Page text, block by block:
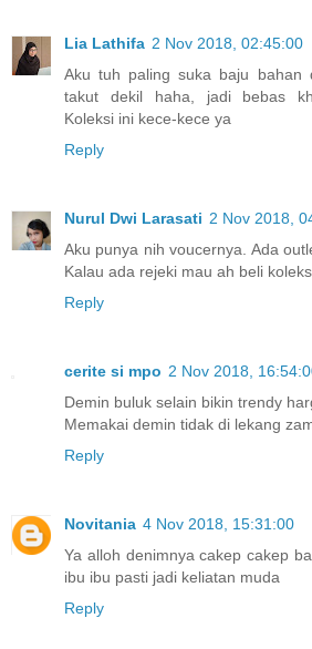
Lia Lathifa 2 Nov 2018, 02:45:00
Aku tuh paling suka baju bahan
takut dekil haha, jadi bebas
Koleksi ini kece-kece ya
Reply
Nurul Dwi Larasati 2 Nov 2018,
Aku punya nih voucernya. Ada
Kalau ada rejeki mau ah beli
Reply
cerite si mpo 2 Nov 2018,
Demin buluk selain bikin trendy
Memakai demin tidak di lekang
Reply
Novitania 4 Nov 2018, 15:31:00
Ya alloh denimnya cakep cakep
ibu ibu pasti jadi keliatan muda
Reply